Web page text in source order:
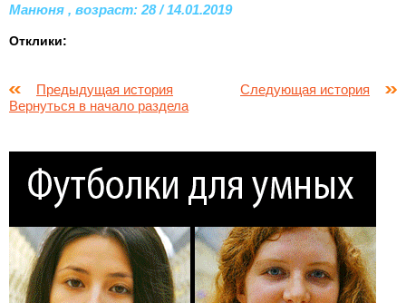
Манюня , возраст: 28 / 14.01.2019
Отклики:
Предыдущая история
Следующая история
Вернуться в начало раздела